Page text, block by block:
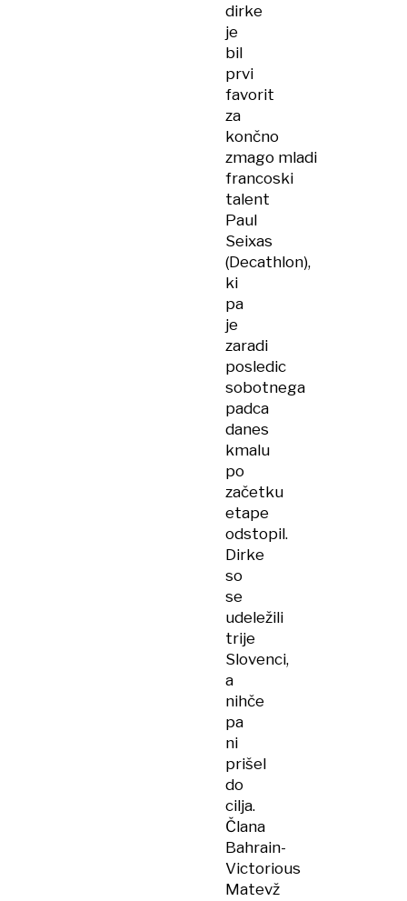
dirke
je
bil
prvi
favorit
za
končno
zmago mladi
francoski
talent
Paul
Seixas
(Decathlon),
ki
pa
je
zaradi
posledic
sobotnega
padca
danes
kmalu
po
začetku
etape
odstopil.
Dirke
so
se
udeležili
trije
Slovenci,
a
nihče
pa
ni
prišel
do
cilja.
Člana
Bahrain-
Victorious
Matevž